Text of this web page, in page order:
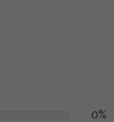
0%